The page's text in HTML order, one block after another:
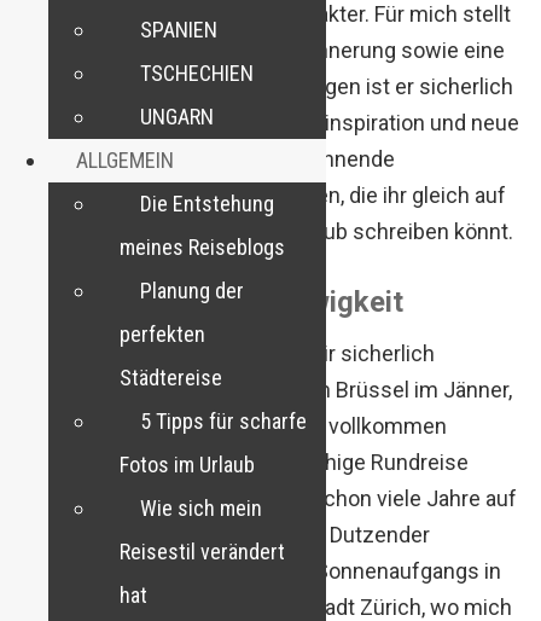
Reise hatte einen anderen Charakter. Für mich stellt
der Beitrag eine wunderbare Erinnerung sowie eine
Art Tagebuch dar. Für euch dagegen ist er sicherlich
eine perfekte Möglichkeit, Reiseinspiration und neue
Reiseideen zu finden sowie spannende
Reisedestinationen zu entdecken, die ihr gleich auf
eure Liste für den nächsten Urlaub schreiben könnt.
Erinnerungen für die Ewigkeit
Speziell in Erinnerung bleiben mir sicherlich
folgende Touren: mein Flug nach Brüssel im Jänner,
wo ich mich alleine fotografisch vollkommen
austoben konnte; meine einwöchige Rundreise
durch die Niederlande, welche schon viele Jahre auf
meiner Liste stand; der Aufstieg Dutzender
Heißluftballons während eines Sonnenaufgangs in
Bristol; das Kennenlernen der Stadt Zürich, wo mich
SPANIEN
TSCHECHIEN
UNGARN
ALLGEMEIN
Die Entstehung
meines Reiseblogs
Planung der
perfekten
Städtereise
5 Tipps für scharfe
Fotos im Urlaub
Wie sich mein
Reisestil verändert
hat